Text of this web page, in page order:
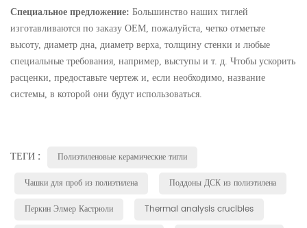
Специальное предложение: Большинство наших тиглей
изготавливаются по заказу OEM, пожалуйста, четко отметьте
высоту, диаметр дна, диаметр верха, толщину стенки и любые
специальные требования, например, выступы и т. д. Чтобы ускорить
расценки, предоставьте чертеж и, если необходимо, название
системы, в которой они будут использоваться.
ТЕГИ :
Полиэтиленовые керамические тигли
Чашки для проб из полиэтилена
Поддоны ДСК из полиэтилена
Перкин Элмер Кастрюли
Thermal analysis crucibles